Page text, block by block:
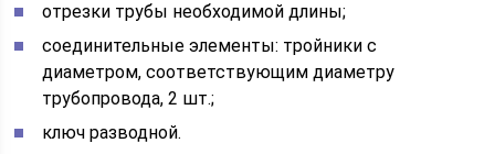
отрезки трубы необходимой длины;
соединительные элементы: тройники с
диаметром, соответствующим диаметру
трубопровода, 2 шт.;
ключ разводной.